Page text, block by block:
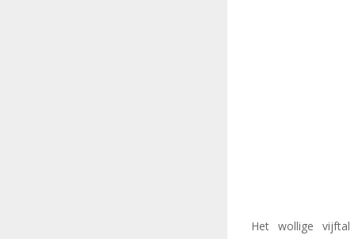
Het wollige vijftal